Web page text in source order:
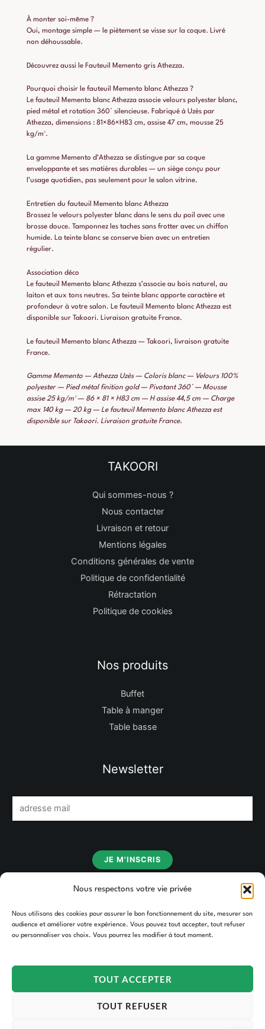
Nous respectons votre vie privée
Nous utilisons des cookies pour assurer le bon fonctionnement du site, mesurer son
audience et améliorer votre expérience. Vous pouvez tout accepter, tout refuser
ou personnaliser vos choix. Vous pourrez les modifier à tout moment.
TOUT ACCEPTER
TOUT REFUSER
À monter soi-même ?
Oui, montage simple — le piètement se visse sur la coque. Livré
non déhoussable.
Découvrez aussi le Fauteuil Memento gris Athezza.
Pourquoi choisir le fauteuil Memento blanc Athezza ?
Le fauteuil Memento blanc Athezza associe velours polyester blanc,
pied métal et rotation 360° silencieuse. Fabriqué à Uzès par
Athezza, dimensions : 81×86×H83 cm, assise 47 cm, mousse 25
kg/m³.
La gamme Memento d’Athezza se distingue par sa coque
enveloppante et ses matières durables — un siège conçu pour
l’usage quotidien, pas seulement pour le salon vitrine.
Entretien du fauteuil Memento blanc Athezza
Brossez le velours polyester blanc dans le sens du poil avec une
brosse douce. Tamponnez les taches sans frotter avec un chiffon
humide. La teinte blanc se conserve bien avec un entretien
régulier.
Association déco
Le fauteuil Memento blanc Athezza s’associe au bois naturel, au
laiton et aux tons neutres. Sa teinte blanc apporte caractère et
profondeur à votre salon. Le fauteuil Memento blanc Athezza est
disponible sur Takoori. Livraison gratuite France.
Le fauteuil Memento blanc Athezza — Takoori, livraison gratuite
France.
Gamme Memento — Athezza Uzès — Coloris blanc — Velours 100%
polyester — Pied métal finition gold — Pivotant 360° — Mousse
assise 25 kg/m³ — 86 × 81 × H83 cm — H assise 44,5 cm — Charge
max 140 kg — 20 kg — Le fauteuil Memento blanc Athezza est
disponible sur Takoori. Livraison gratuite France.
TAKOORI
Qui sommes-nous ?
Nous contacter
Livraison et retour
Mentions légales
Conditions générales de vente
Politique de confidentialité
Rétractation
Politique de cookies
Nos produits
Buffet
Table à manger
Table basse
Newsletter
m
JE M'INSCRIS